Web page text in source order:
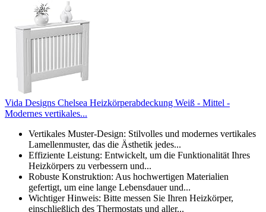
Vida Designs Chelsea Heizkörperabdeckung Weiß - Mittel -
Modernes vertikales...
Vertikales Muster-Design: Stilvolles und modernes vertikales
Lamellenmuster, das die Ästhetik jedes...
Effiziente Leistung: Entwickelt, um die Funktionalität Ihres
Heizkörpers zu verbessern und...
Robuste Konstruktion: Aus hochwertigen Materialien
gefertigt, um eine lange Lebensdauer und...
Wichtiger Hinweis: Bitte messen Sie Ihren Heizkörper,
einschließlich des Thermostats und aller...